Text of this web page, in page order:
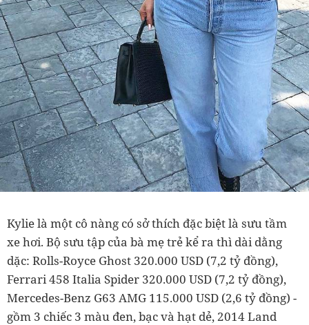
Kylie là một cô nàng có sở thích đặc biệt là sưu tầm
xe hơi. Bộ sưu tập của bà mẹ trẻ kể ra thì dài dằng
dặc: Rolls-Royce Ghost 320.000 USD (7,2 tỷ đồng),
Ferrari 458 Italia Spider 320.000 USD (7,2 tỷ đồng),
Mercedes-Benz G63 AMG 115.000 USD (2,6 tỷ đồng) -
gồm 3 chiếc 3 màu đen, bạc và hạt dẻ, 2014 Land